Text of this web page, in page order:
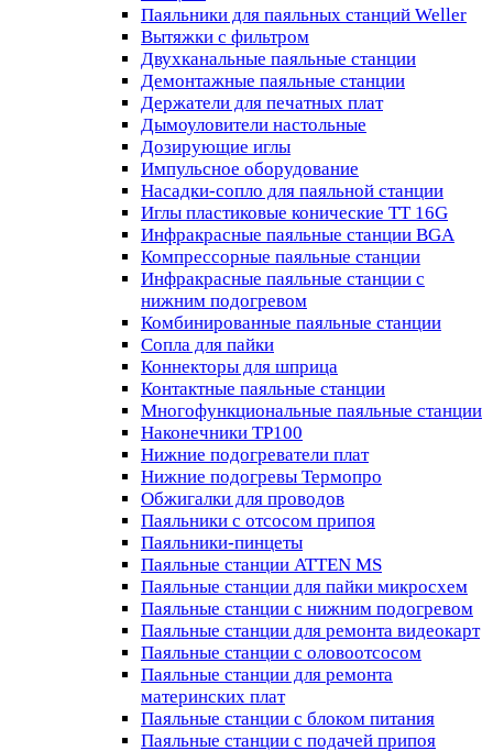
Паяльники для паяльных станций Weller
Вытяжки с фильтром
Двухканальные паяльные станции
Демонтажные паяльные станции
Держатели для печатных плат
Дымоуловители настольные
Дозирующие иглы
Импульсное оборудование
Насадки-сопло для паяльной станции
Иглы пластиковые конические TT 16G
Инфракрасные паяльные станции BGA
Компрессорные паяльные станции
Инфракрасные паяльные станции с
нижним подогревом
Комбинированные паяльные станции
Сопла для пайки
Коннекторы для шприца
Контактные паяльные станции
Многофункциональные паяльные станции
Наконечники TP100
Нижние подогреватели плат
Нижние подогревы Термопро
Обжигалки для проводов
Паяльники с отсосом припоя
Паяльники-пинцеты
Паяльные станции ATTEN MS
Паяльные станции для пайки микросхем
Паяльные станции с нижним подогревом
Паяльные станции для ремонта видеокарт
Паяльные станции с оловоотсосом
Паяльные станции для ремонта
материнских плат
Паяльные станции с блоком питания
Паяльные станции с подачей припоя